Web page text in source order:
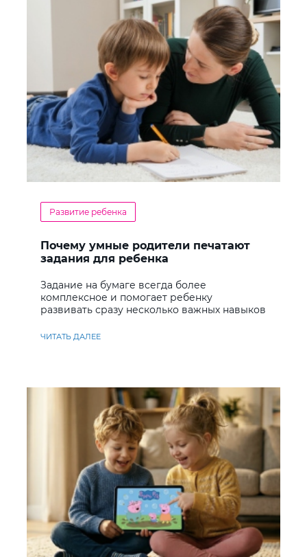
Развитие ребенка
Почему умные родители печатают
задания для ребенка
Задание на бумаге всегда более
комплексное и помогает ребенку
развивать сразу несколько важных навыков
ЧИТАТЬ ДАЛЕЕ